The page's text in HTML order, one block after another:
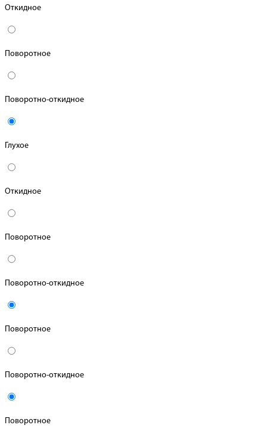
Откидное
Поворотное
Поворотно-откидное
Глухое
Откидное
Поворотное
Поворотно-откидное
Поворотное
Поворотно-откидное
Поворотное